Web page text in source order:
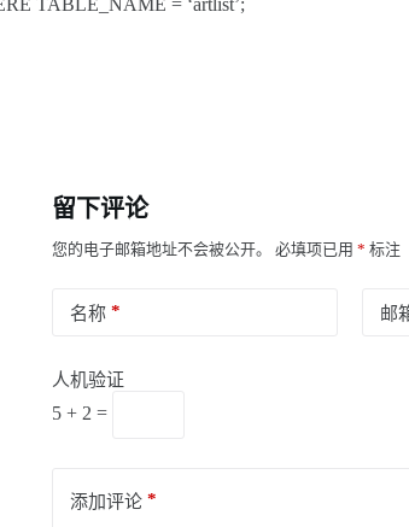
留下评论
您的电子邮箱地址不会被公开。 必填项已用 * 标注
名称 * 邮
人机验证
5 + 2 =
添加评论 *